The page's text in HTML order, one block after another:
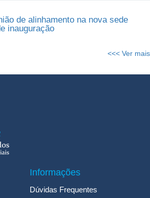
de alinhamento na nova sede
inauguração
<<< Ver mais
Informações
Dúvidas Frequentes